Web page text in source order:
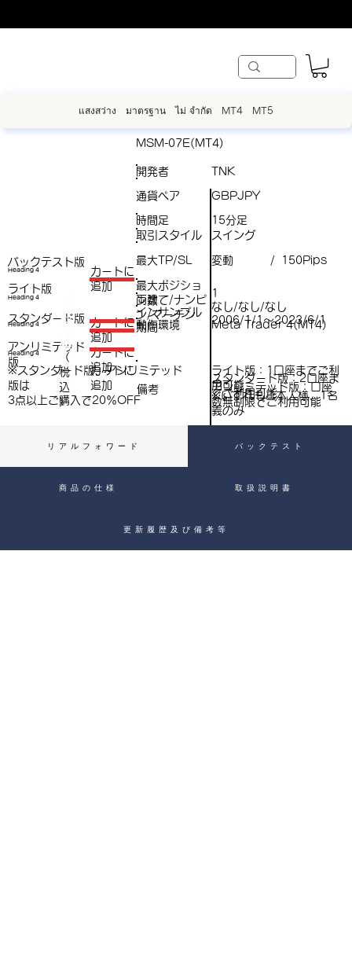
แสงสว่าง มาตรฐาน ไม่ จำกัด MT4 MT5
バックテスト版
スタンダード版
アンリミテッド
版
MSM-07E(MT4)
開発者 TNK
最大ポジショ
ン数
1
Heading 4
​カートに
追加
税
込
）
Heading 4
​カートに
追加
Heading 4
税
込
）
​カートに
追加
Heading 4
（
税
込
）
​カートに
追加
ライト版
GBPJPY
通貨ペア
取引スタイル スイング
最大TP/SL 変動 / 150Pips
両建て/ナンピ
ン/マーチン
なし/なし/なし
インサンプル
期間
2006/1/1～2023/6/1
動作環境 Meta Trader 4(MT4)
時間足 15分足
備考
ライト版：1口座までご利
用可能
スタンダード版：2口座ま
でご利用可能
アンリミテッド版：口座
数無制限でご利用可能
※いずれもご本人様、1名
義のみ
※スタンダード版、アンリミテッド
版は
3点以上ご購入で​20％OFF
リアルフォワード バックテスト
商品の仕様 取扱説明書
更新履歴及び備考等